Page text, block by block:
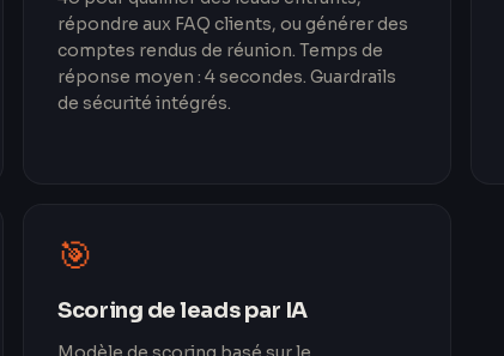
répondre aux FAQ clients, ou générer des
comptes rendus de réunion. Temps de
réponse moyen : 4 secondes. Guardrails
de sécurité intégrés.
🎯
Scoring de leads par IA